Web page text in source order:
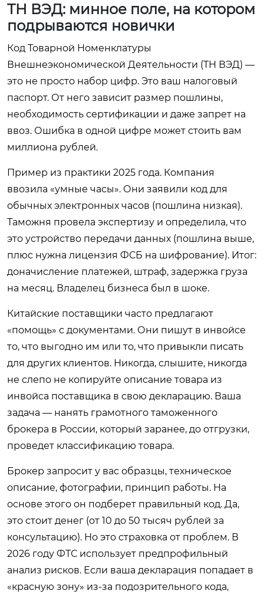
ТН ВЭД: минное поле, на котором
подрываются новички
Код Товарной Номенклатуры
Внешнеэкономической Деятельности (ТН ВЭД) —
это не просто набор цифр. Это ваш налоговый
паспорт. От него зависит размер пошлины,
необходимость сертификации и даже запрет на
ввоз. Ошибка в одной цифре может стоить вам
миллиона рублей.
Пример из практики 2025 года. Компания
ввозила «умные часы». Они заявили код для
обычных электронных часов (пошлина низкая).
Таможня провела экспертизу и определила, что
это устройство передачи данных (пошлина выше,
плюс нужна лицензия ФСБ на шифрование). Итог:
доначисление платежей, штраф, задержка груза
на месяц. Владелец бизнеса был в шоке.
Китайские поставщики часто предлагают
«помощь» с документами. Они пишут в инвойсе
то, что выгодно им или то, что привыкли писать
для других клиентов. Никогда, слышите, никогда
не слепо не копируйте описание товара из
инвойса поставщика в свою декларацию. Ваша
задача — нанять грамотного таможенного
брокера в России, который заранее, до отгрузки,
проведет классификацию товара.
Брокер запросит у вас образцы, техническое
описание, фотографии, принцип работы. На
основе этого он подберет правильный код. Да,
это стоит денег (от 10 до 50 тысяч рублей за
консультацию). Но это страховка от проблем. В
2026 году ФТС использует предпрофильный
анализ рисков. Если ваша декларация попадает в
«красную зону» из-за подозрительного кода,